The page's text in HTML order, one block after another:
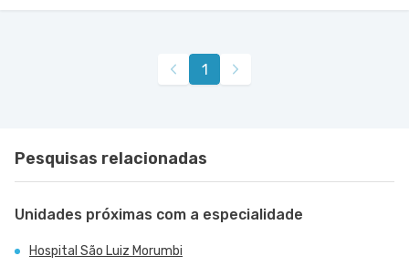
1
Pesquisas relacionadas
Unidades próximas com a especialidade
Hospital São Luiz Morumbi